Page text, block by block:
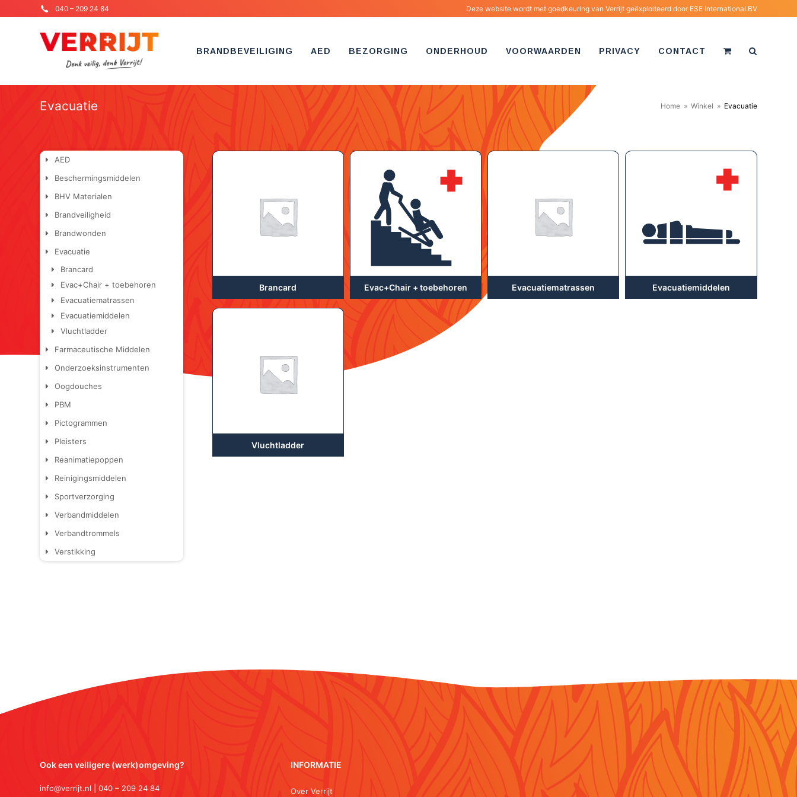
040 – 209 24 84 Deze website wordt met goedkeuring van Verrijt geëxploiteerd door ESE International BV
BRANDBEVEILIGING AED BEZORGING ONDERHOUD VOORWAARDEN PRIVACY CONTACT
Evacuatie Home » Winkel » Evacuatie
Brancard Evac+Chair + toebehoren Evacuatiematrassen Evacuatiemiddelen
Vluchtladder
AED
Beschermingsmiddelen
BHV Materialen
Brandveiligheid
Brandwonden
Evacuatie
Brancard
Evac+Chair + toebehoren
Evacuatiematrassen
Evacuatiemiddelen
Vluchtladder
Farmaceutische Middelen
Onderzoeksinstrumenten
Oogdouches
PBM
Pictogrammen
Pleisters
Reanimatiepoppen
Reinigingsmiddelen
Sportverzorging
Verbandmiddelen
Verbandtrommels
Verstikking
Ook een veiligere (werk)omgeving?
info@verrijt.nl | 040 – 209 24 84
INFORMATIE
Over Verrijt